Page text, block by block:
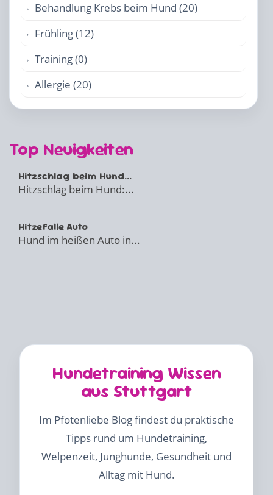
Behandlung Krebs beim Hund (20)
Frühling (12)
Training (0)
Allergie (20)
Top Neuigkeiten
Hitzschlag beim Hund...
Hitzschlag beim Hund:...
Hitzefalle Auto
Hund im heißen Auto in...
Hundetraining Wissen
aus Stuttgart
Im Pfotenliebe Blog findest du praktische
Tipps rund um Hundetraining,
Welpenzeit, Junghunde, Gesundheit und
Alltag mit Hund.